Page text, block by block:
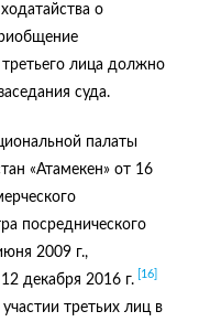
о
лица должно
суда.
палаты
«Атамекен» от 16
посреднического
2009 г.,
декабря 2016 г.
[16]
третьих лиц в